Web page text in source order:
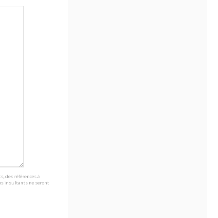
des références à
insultants ne seront